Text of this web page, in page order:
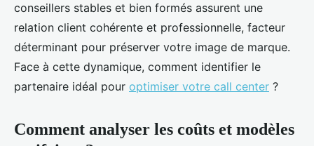
conseillers stables et bien formés assurent une
relation client cohérente et professionnelle, facteur
déterminant pour préserver votre image de marque.
Face à cette dynamique, comment identifier le
partenaire idéal pour optimiser votre call center ?
Comment analyser les coûts et modèles